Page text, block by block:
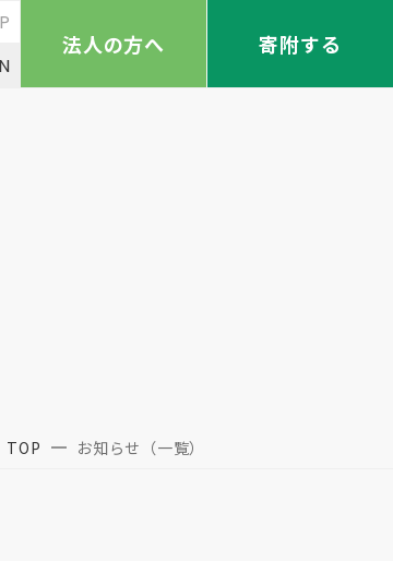
法人の方へ 寄附する
TOP お知らせ（一覧）